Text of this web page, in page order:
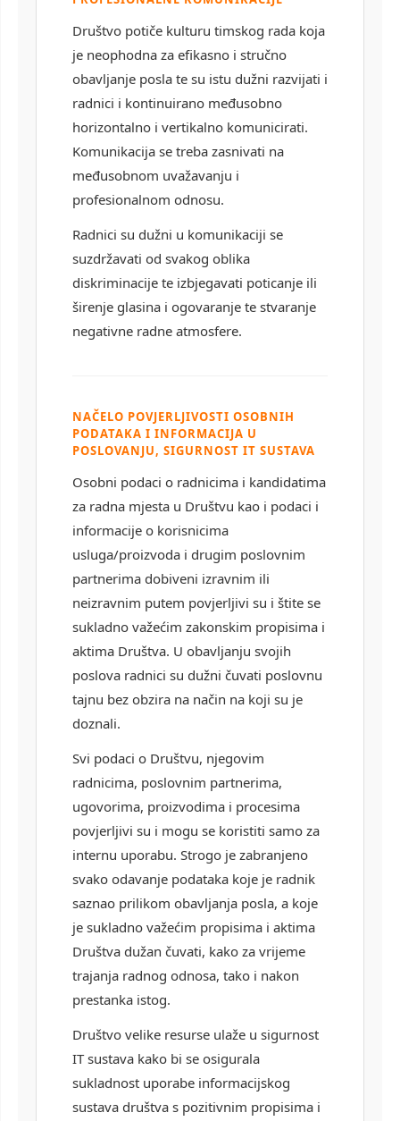
Društvo potiče kulturu timskog rada koja
je neophodna za efikasno i stručno
obavljanje posla te su istu dužni razvijati i
radnici i kontinuirano međusobno
horizontalno i vertikalno komunicirati.
Komunikacija se treba zasnivati na
međusobnom uvažavanju i
profesionalnom odnosu.
Radnici su dužni u komunikaciji se
suzdržavati od svakog oblika
diskriminacije te izbjegavati poticanje ili
širenje glasina i ogovaranje te stvaranje
negativne radne atmosfere.
NAČELO POVJERLJIVOSTI OSOBNIH
PODATAKA I INFORMACIJA U
POSLOVANJU, SIGURNOST IT SUSTAVA
Osobni podaci o radnicima i kandidatima
za radna mjesta u Društvu kao i podaci i
informacije o korisnicima
usluga/proizvoda i drugim poslovnim
partnerima dobiveni izravnim ili
neizravnim putem povjerljivi su i štite se
sukladno važećim zakonskim propisima i
aktima Društva. U obavljanju svojih
poslova radnici su dužni čuvati poslovnu
tajnu bez obzira na način na koji su je
doznali.
Svi podaci o Društvu, njegovim
radnicima, poslovnim partnerima,
ugovorima, proizvodima i procesima
povjerljivi su i mogu se koristiti samo za
internu uporabu. Strogo je zabranjeno
svako odavanje podataka koje je radnik
saznao prilikom obavljanja posla, a koje
je sukladno važećim propisima i aktima
Društva dužan čuvati, kako za vrijeme
trajanja radnog odnosa, tako i nakon
prestanka istog.
Društvo velike resurse ulaže u sigurnost
IT sustava kako bi se osigurala
sukladnost uporabe informacijskog
sustava društva s pozitivnim propisima i